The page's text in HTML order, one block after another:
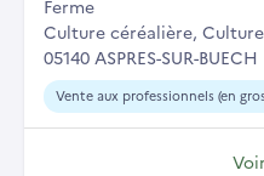
Ferme
Culture céréalière,
05140 ASPRES-SUR-BUECH
Vente aux professionnels (en